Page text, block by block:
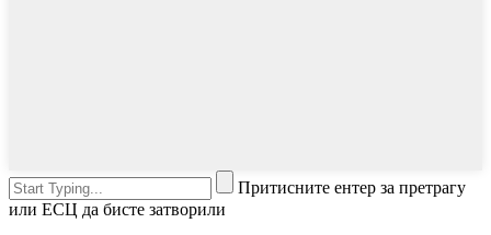
Притисните ентер за претрагу
или ЕСЦ да бисте затворили